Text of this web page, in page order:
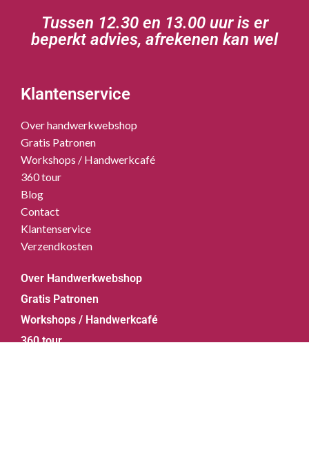
Tussen 12.30 en 13.00 uur is er
beperkt advies, afrekenen kan wel
Klantenservice
Over handwerkwebshop
Gratis Patronen
Workshops / Handwerkcafé
360 tour
Blog
Contact
Klantenservice
Verzendkosten
Over Handwerkwebshop
Gratis Patronen
Workshops / Handwerkcafé
360 tour